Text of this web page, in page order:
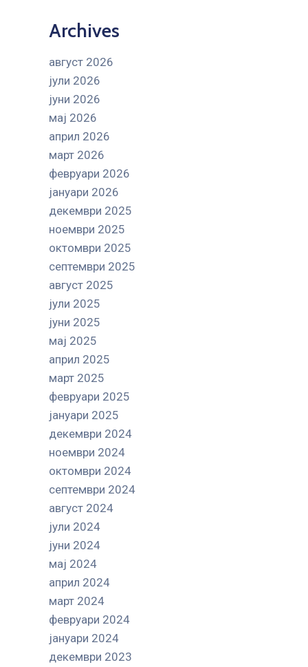
Archives
август 2026
јули 2026
јуни 2026
мај 2026
април 2026
март 2026
февруари 2026
јануари 2026
декември 2025
ноември 2025
октомври 2025
септември 2025
август 2025
јули 2025
јуни 2025
мај 2025
април 2025
март 2025
февруари 2025
јануари 2025
декември 2024
ноември 2024
октомври 2024
септември 2024
август 2024
јули 2024
јуни 2024
мај 2024
април 2024
март 2024
февруари 2024
јануари 2024
декември 2023